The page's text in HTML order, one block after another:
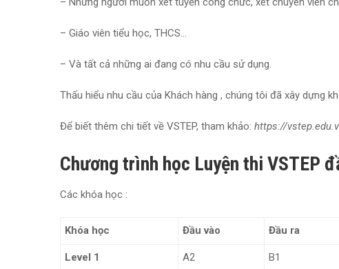
– Giáo viên tiểu học, THCS…
– Và tất cả những ai đang có nhu cầu sử dụng.
Thấu hiểu nhu cầu của Khách hàng , chúng tôi đã xây dựng
Để biết thêm chi tiết về VSTEP, tham khảo: https://
Chương trình học Luyện thi VSTEP
Các khóa học :
Khóa học Đầu vào Đầu ra
Level 1 A2 B1